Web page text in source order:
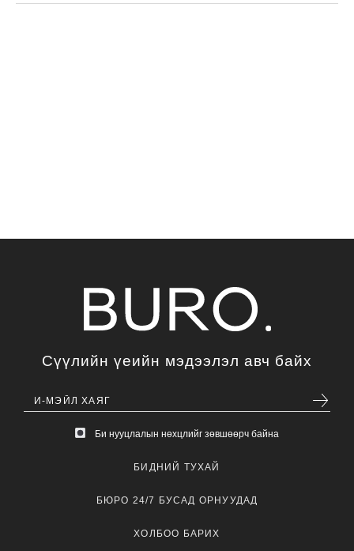
Сүүлийн үеийн мэдээлэл авч байх
Би нууцлалын нөхцлийг зөвшөөрч байна
БИДНИЙ ТУХАЙ
БЮРО 24/7 БУСАД ОРНУУДАД
ХОЛБОО БАРИХ